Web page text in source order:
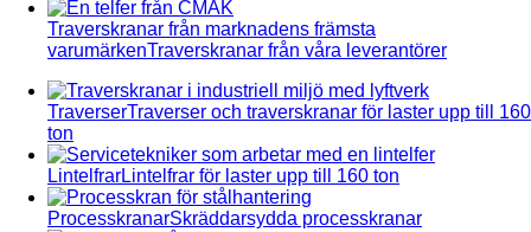
Traverskranar från marknadens främsta
varumärkenTraverskranar från våra leverantörer
TraverserTraverser och traverskranar för laster upp till 160
ton
LintelfrarLintelfrar för laster upp till 160 ton
ProcesskranarSkräddarsydda processkranar